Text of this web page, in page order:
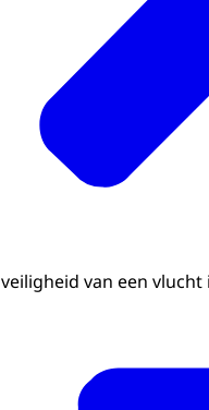
veiligheid van een vlucht